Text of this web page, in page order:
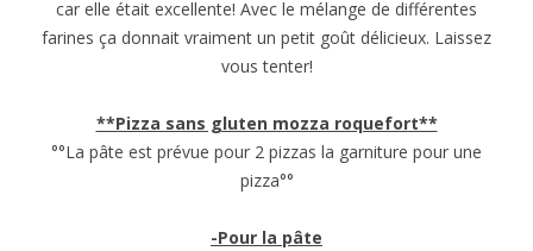
car elle était excellente! Avec le mélange de différentes
farines ça donnait vraiment un petit goût délicieux. Laissez
vous tenter!
**Pizza sans gluten mozza roquefort**
°°La pâte est prévue pour 2 pizzas la garniture pour une
pizza°°
-Pour la pâte